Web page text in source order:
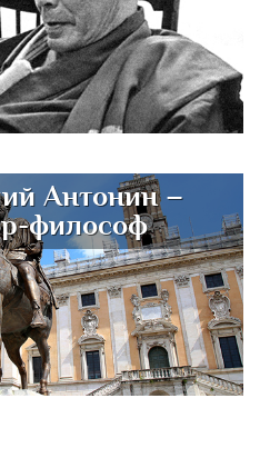
Антонин –
философ